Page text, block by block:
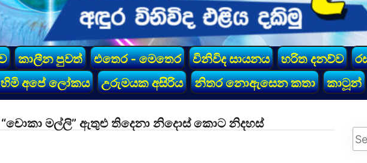
කාලීන පුවත් එතෙර - මෙතෙර විනිවිද සායනය හරිත දනව්ව
අපේ ලෝකය
උරුමයක අසිරිය නිතර නොඇසෙන කතා කාටූන්
මල්ලි” ඇතුළු තිදෙනා නිදොස් කොට නිදහස්